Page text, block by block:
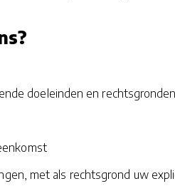
doeleinden en
met als rechtsgrond uw